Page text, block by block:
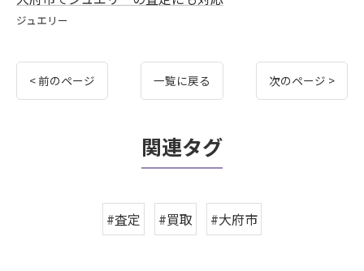
ジュエリー
< 前のページ 一覧に戻る 次のページ >
関連タグ
#査定 #買取 #大府市